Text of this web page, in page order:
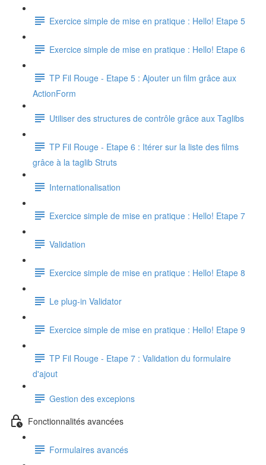
Exercice simple de mise en pratique : Hello! Etape 5
Exercice simple de mise en pratique : Hello! Etape 6
TP Fil Rouge - Etape 5 : Ajouter un film grâce aux
ActionForm
Utiliser des structures de contrôle grâce aux Taglibs
TP Fil Rouge - Etape 6 : Itérer sur la liste des films
grâce à la taglib Struts
Internationalisation
Exercice simple de mise en pratique : Hello! Etape 7
Validation
Exercice simple de mise en pratique : Hello! Etape 8
Le plug-in Validator
Exercice simple de mise en pratique : Hello! Etape 9
TP Fil Rouge - Etape 7 : Validation du formulaire
d'ajout
Gestion des excepions
Fonctionnalités avancées
Formulaires avancés